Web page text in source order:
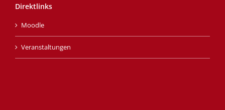
Direktlinks
Moodle
Veranstaltungen